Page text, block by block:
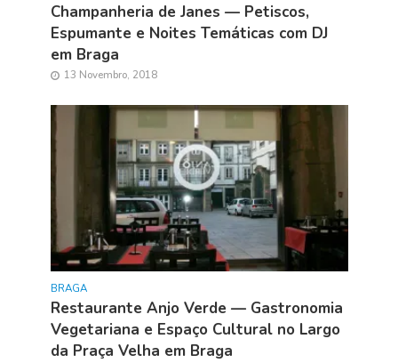
Champanheria de Janes — Petiscos,
Espumante e Noites Temáticas com DJ
em Braga
13 Novembro, 2018
BRAGA
Restaurante Anjo Verde — Gastronomia
Vegetariana e Espaço Cultural no Largo
da Praça Velha em Braga